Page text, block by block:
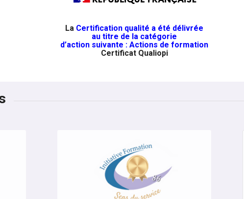
La Certification qualité a été délivrée
au titre de la catégorie
d’action suivante : Actions de formation
Certificat Qualiopi